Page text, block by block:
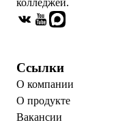
колледжей.
Ссылки
О компании
О продукте
Вакансии